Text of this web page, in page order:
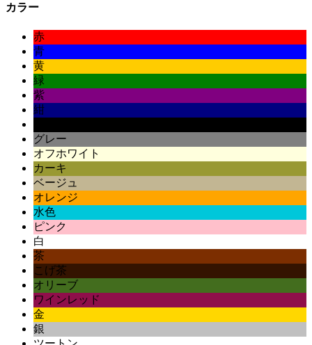
カラー
赤
青
黄
緑
紫
紺
グレー
オフホワイト
カーキ
ベージュ
オレンジ
水色
ピンク
白
茶
こげ茶
オリーブ
ワインレッド
金
銀